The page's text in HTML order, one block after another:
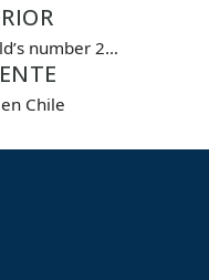
number 2…
Chile